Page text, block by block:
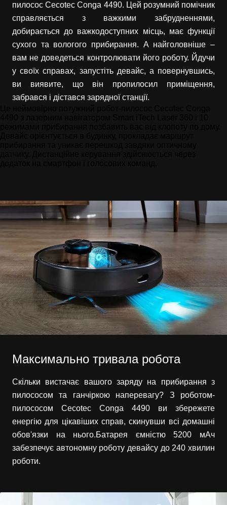
пилосос Cecotec Conga 4490. Цей розумний помічник
справляється з важкими забрудненнями,
добирається до важкодоступних місць, має функції
сухого та вологого прибирання. А найголовніше –
вам не доведеться контролювати його роботу. Йдучи
у своїх справах, запустіть девайс, а повернувшись,
ви виявите, що він пропилосил приміщення,
забрався і дістався зарядної станції.
Максимально тривала робота
Скільки вистачає вашого заряду на прибирання з
пилососом та ганчіркою наперевагу? З роботом-
пилососом Cecotec Conga 4490 ви збережете
енергію для цікавіших справ, скинувши всі домашні
обов'язки на нього.Батарея ємністю 5200 мАч
забезпечує автономну роботу девайсу до 240 хвилин
роботи.